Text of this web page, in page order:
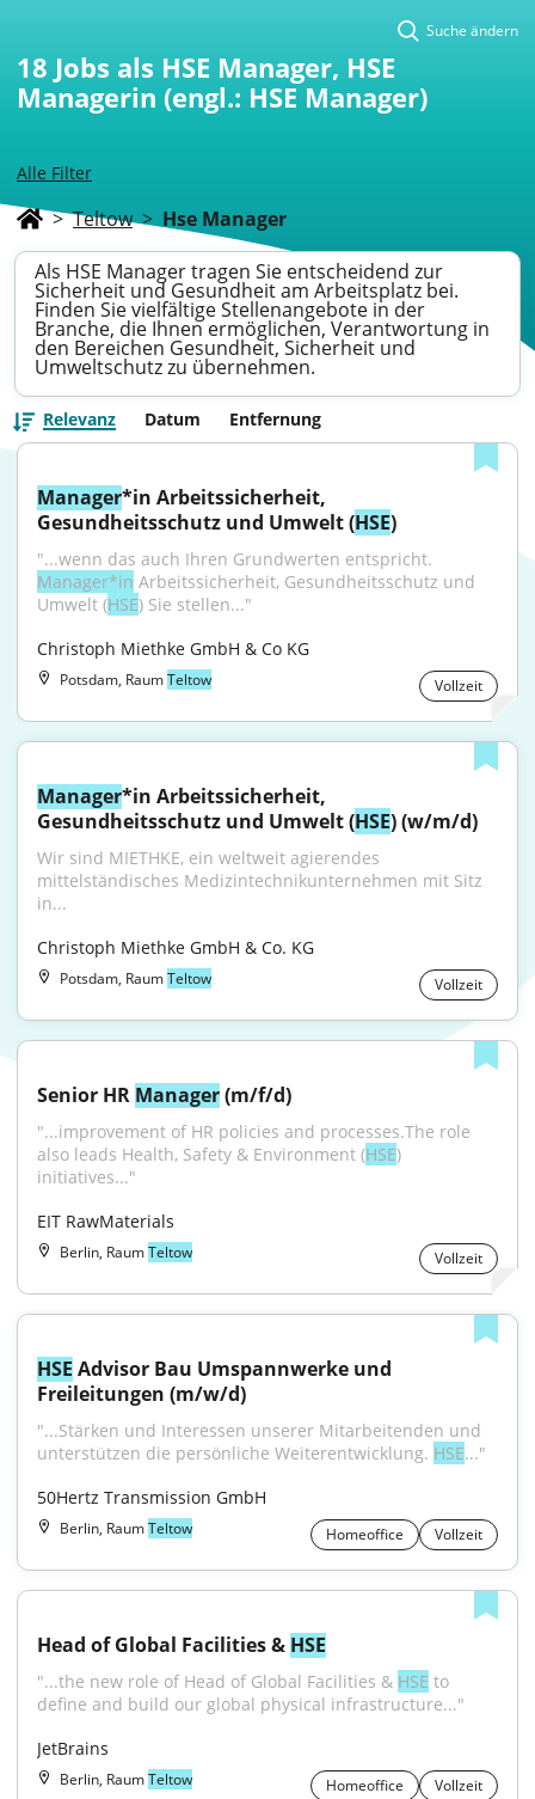
Alle Filter
Suche ändern
18 Jobs als HSE Manager, HSE
Managerin (engl.: HSE Manager)
> Teltow > Hse Manager
Als HSE Manager tragen Sie entscheidend zur
Sicherheit und Gesundheit am Arbeitsplatz bei.
Finden Sie vielfältige Stellenangebote in der
Branche, die Ihnen ermöglichen, Verantwortung in
den Bereichen Gesundheit, Sicherheit und
Umweltschutz zu übernehmen.
Relevanz Datum Entfernung
Manager*in Arbeitssicherheit,
Gesundheitsschutz und Umwelt (HSE)
Manager*in Arbeitssicherheit, Gesundheitsschutz und
Umwelt (HSE) Sie stellen..."
Christoph Miethke GmbH & Co KG
Potsdam, RaumTeltow Vollzeit
Manager*in Arbeitssicherheit,
Gesundheitsschutz und Umwelt (HSE) (w/m/d)
Wir sind MIETHKE, ein weltweit agierendes
mittelständisches Medizintechnikunternehmen mit Sitz
in...
Christoph Miethke GmbH & Co. KG
Potsdam, RaumTeltow Vollzeit
Senior HR Manager (m/f/d)
"...improvement of HR policies and processes.The role
also leads Health, Safety & Environment (HSE)
initiatives..."
EIT RawMaterials
Berlin, RaumTeltow Vollzeit
HSE Advisor Bau Umspannwerke und
Freileitungen (m/w/d)
"...Stärken und Interessen unserer Mitarbeitenden und
unterstützen die persön­liche Weiterentwicklung. HSE..."
50Hertz Transmission GmbH
Berlin, RaumTeltow Homeoffice Vollzeit
Head of Global Facilities & HSE
"...the new role of Head of Global Facilities & HSE to
define and build our global physical infrastructure..."
JetBrains
Berlin, RaumTeltow Homeoffice
Vollzeit